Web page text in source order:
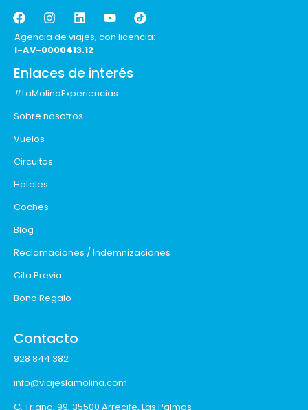
Agencia de viajes, con licencia:
I-AV-0000413.12
Enlaces de interés
#LaMolinaExperiencias
Sobre nosotros
Vuelos
Circuitos
Hoteles
Coches
Blog
Reclamaciones / Indemnizaciones
Cita Previa
Bono Regalo
Contacto
928 844 382
info@viajeslamolina.com
C. Triana, 99, 35500 Arrecife, Las Palmas